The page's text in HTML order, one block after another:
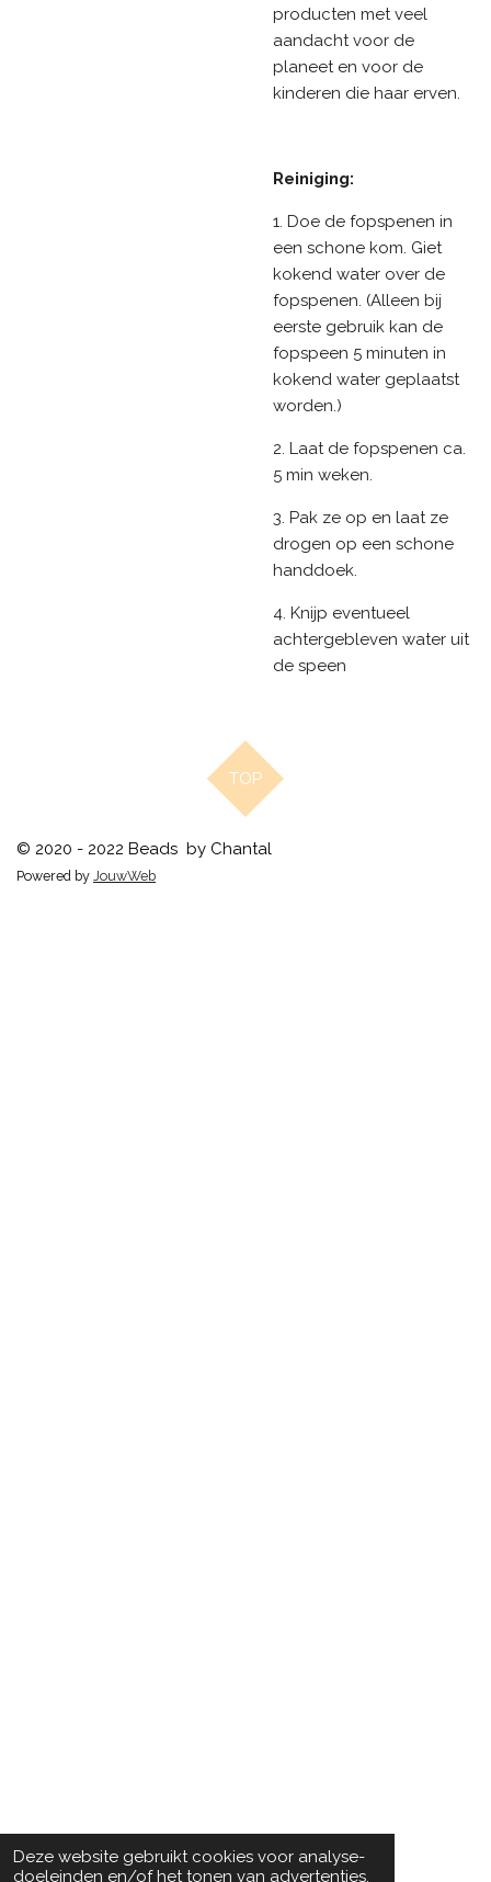
Deze website gebruikt cookies voor analyse-
doeleinden en/of het tonen van advertenties.
producten met veel
aandacht voor de
planeet en voor de
kinderen die haar erven.
Reiniging:
1. Doe de fopspenen in
een schone kom. Giet
kokend water over de
fopspenen. (Alleen bij
eerste gebruik kan de
fopspeen 5 minuten in
kokend water geplaatst
worden.)
2. Laat de fopspenen ca.
5 min weken.
3. Pak ze op en laat ze
drogen op een schone
handdoek.
4. Knijp eventueel
achtergebleven water uit
de speen
TOP
© 2020 - 2022 Beads by Chantal
Powered by JouwWeb